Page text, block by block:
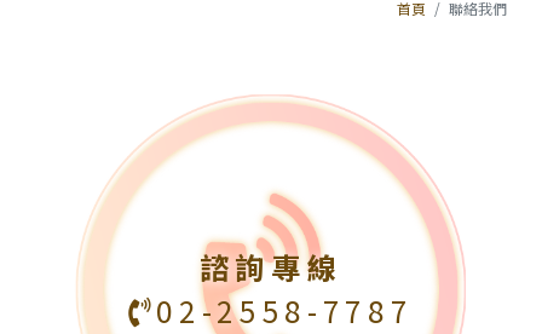
首頁 聯絡我們
諮詢專線
02-2558-7787